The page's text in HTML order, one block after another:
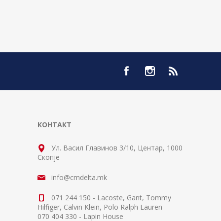
КОНТАКТ
Ул. Васил Главинов 3/10, Центар, 1000
Скопје
info@cmdelta.mk
071 244 150 - Lacoste, Gant, Tommy
Hilfiger, Calvin Klein, Polo Ralph Lauren
070 404 330 - Lapin House